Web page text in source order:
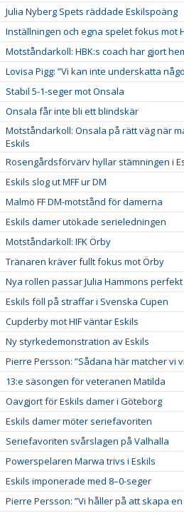
Julia Nyberg Spets räddade Eskilspoäng
Inställningen och egna spelet fokus mot
Motståndarkoll: HBK:s coach har gjort
Lovisa Pigg: ”Vi kan inte underskatta
Stabil 5-1-seger mot Onsala
Onsala får inte bli ett blindskär
Motståndarkoll: Onsala på rätt väg när
Eskils
Rosengårdsförvärv hyllar stämningen i
Eskils slog ut MFF ur DM
Malmö FF DM-motstånd för damerna
Eskils damer utökade serieledningen
Motståndarkoll: IFK Örby
Tränaren kräver fullt fokus mot Örby
Nya rollen passar Julia Hammons perfekt
Eskils föll på straffar i Svenska Cupen
Cupderby mot HIF väntar Eskils
Ny styrkedemonstration av Eskils
Pierre Persson: ”Sådana här matcher vi
13:e säsongen för veteranen Matilda
Oavgjort för Eskils damer i Göteborg
Eskils damer möter seriefavoriten
Seriefavoriten svårslagen på Valhalla
Powerspelaren Marwa trivs i Eskils
Eskils imponerade med 8–0-seger
Pierre Persson: ”Vi håller på att skapa